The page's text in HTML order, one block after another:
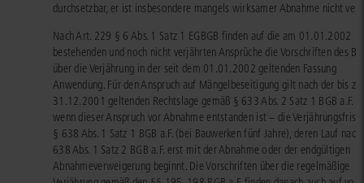
durchsetzbar, er ist insbesondere mangels wirksamer Abnahme nicht
Nach Art. 229 § 6 Abs. 1 Satz 1 EGBGB finden auf die am 01.01.2002
bestehenden und noch nicht verjährten Ansprüche die Vorschriften des
über die Verjährung in der seit dem 01.01.2002 geltenden Fassung
Anwendung. Für den Anspruch auf Mängelbeseitigung gilt nach der bis
31.12.2001 geltenden Rechtslage gemäß § 633 Abs. 2 Satz 1 BGB a.F. –
wenn dieser Anspruch vor Abnahme entstanden ist – die Verjährungsfrist
§ 638 Abs. 1 Satz 1 BGB a.F. (bei Bauwerken fünf Jahre), deren Lauf nach
638 Abs. 1 Satz 2 BGB a.F. erst mit der Abnahme oder der endgültigen
Abnahmeverweigerung beginnt. Die Vorschriften über die regelmäßige